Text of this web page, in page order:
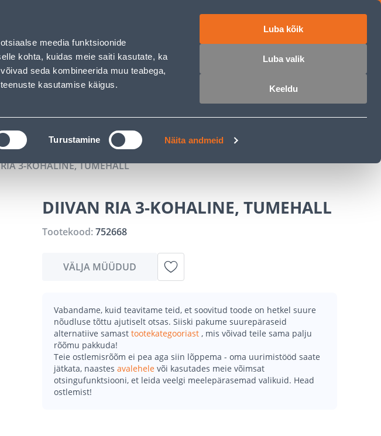
meedia funktsioonide
kohta, kuidas meie saiti kasutate, ka
seda kombineerida muu teabega,
kasutamise käigus.
Turustamine Näita andmeid
Luba kõik
Luba valik
Keeldu
Logi sisse
JÄRELMAKS
3-KOHALINE, TUMEHALL
DIIVAN RIA 3-KOHALINE, TUMEHALL
Tootekood:752668
VÄLJA MÜÜDUD
Vabandame, kuid teavitame teid, et soovitud toode on hetkel suure
nõudluse tõttu ajutiselt otsas. Siiski pakume suurepäraseid
alternatiive samast tootekategooriast , mis võivad teile sama palju
rõõmu pakkuda!
Teie ostlemisrõõm ei pea aga siin lõppema - oma uurimistööd saate
jätkata, naastes avalehele või kasutades meie võimsat
otsingufunktsiooni, et leida veelgi meelepärasemad valikuid. Head
ostlemist!